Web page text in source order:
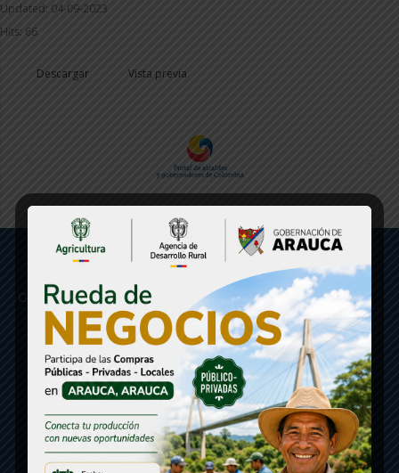
Updated: 04-09-2023
Hits: 66
Descargar Vista previa
Gobernación de Arauca